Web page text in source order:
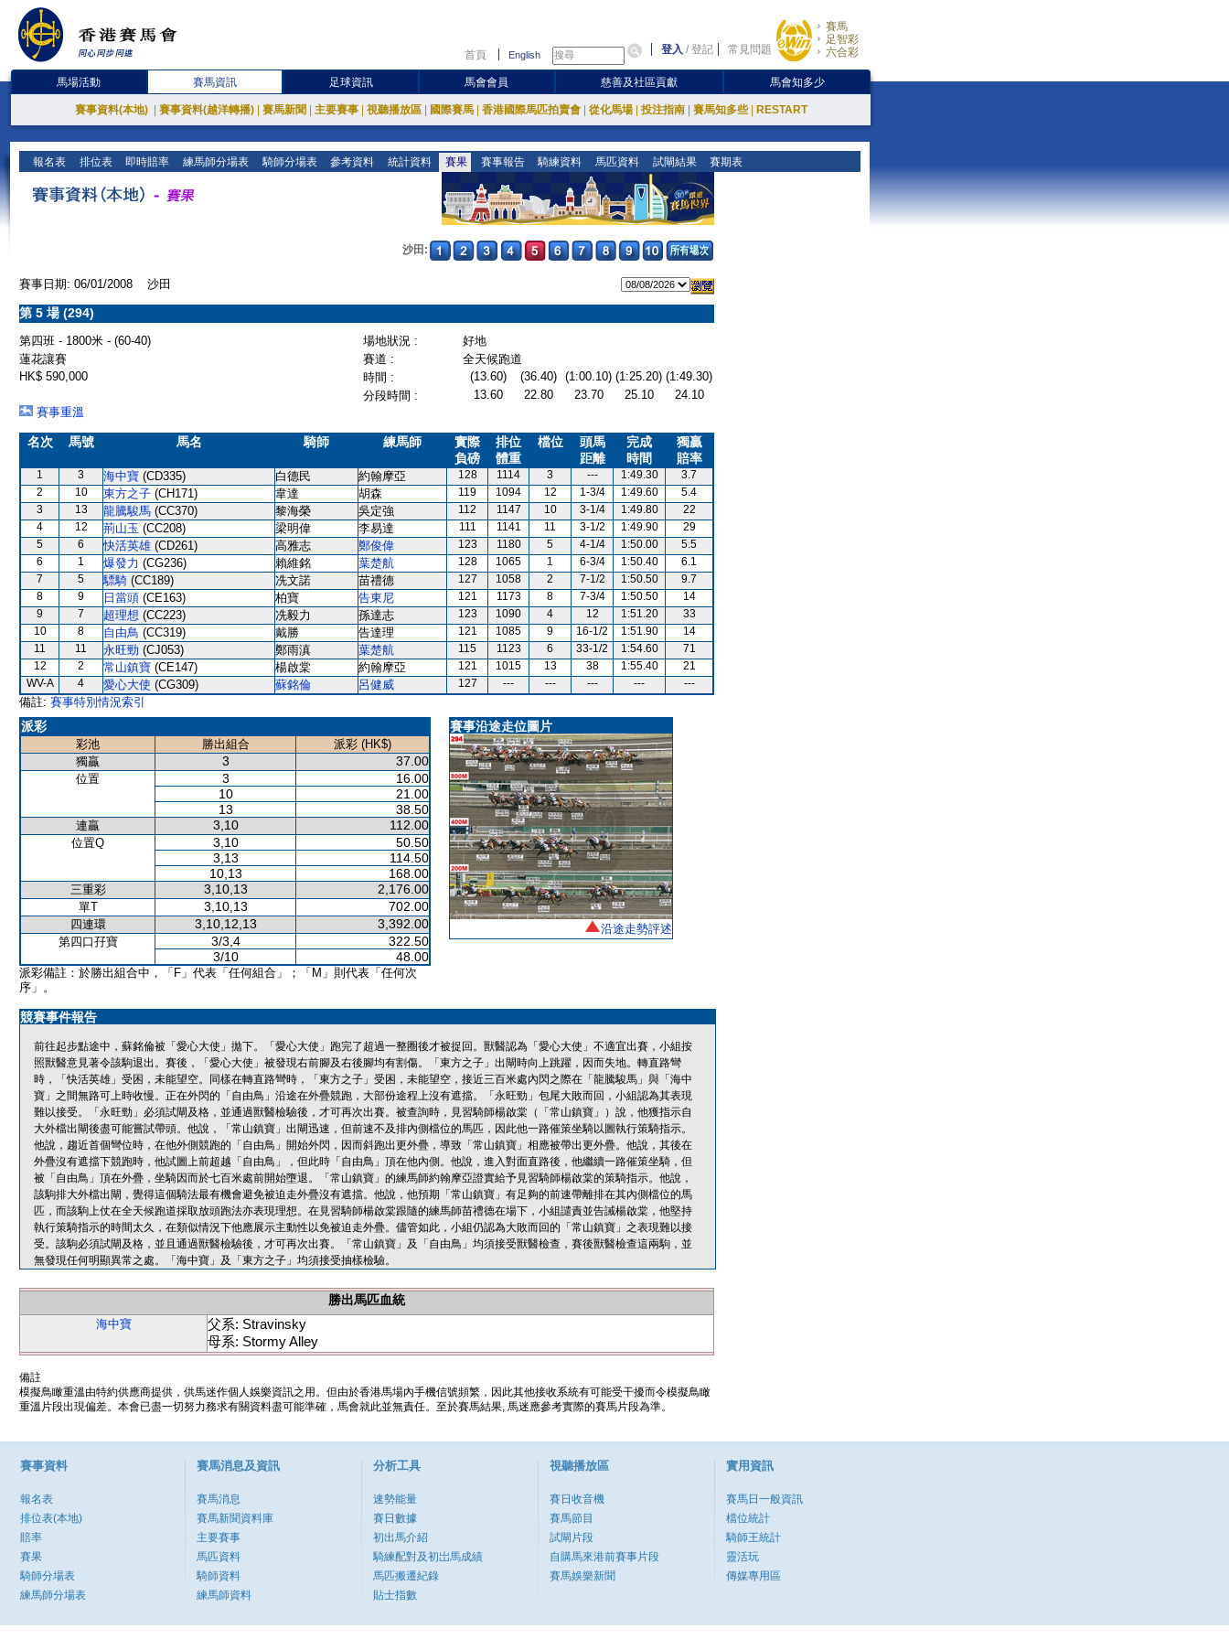
首頁 English 登入 /登記 常見問題
賽馬
足智彩
六合彩
馬場活動 賽馬資訊 足球資訊 馬會會員 慈善及社區貢獻 馬會知多少
賽事資料(本地) 賽事資料(越洋轉播) 賽馬新聞 主要賽事 視聽播放區 國際賽馬 香港國際馬匹拍賣會 從化馬場 投注指南 賽馬知多些 RESTART
報名表 排位表 即時賠率 練馬師分場表 騎師分場表 參考資料 統計資料 賽果 賽事報告 騎練資料 馬匹資料 試閘結果 賽期表
沙田:
賽事日期: 06/01/2008 沙田
第 5 場 (294)
第四班 - 1800米 - (60-40) 場地狀況 :
好地
蓮花讓賽
賽道 :
全天候跑道
HK$ 590,000
時間 : (13.60) (36.40) (1:00.10) (1:25.20) (1:49.30)
分段時間 :
13.60 22.80 23.70 25.10
24.10
賽事重溫
名次 馬號 馬名 騎師 練馬師
實際
負磅
排位
體重
檔位
頭馬
距離
完成
時間
獨贏
賠率
1 3 海中寶 (CD335) 白德民 約翰摩亞 128 1114 3 --- 1:49.30
3.7
2
10 東方之子 (CH171) 韋達 胡森 119 1094 12 1-3/4 1:49.60
5.4
3
13 龍騰駿馬 (CC370) 黎海榮 吳定強 112 1147 10 3-1/4 1:49.80
22
4
12 荊山玉 (CC208) 梁明偉 李易達 111 1141 11 3-1/2 1:49.90
29
5
6 快活英雄 (CD261) 高雅志 鄭俊偉 123 1180 5 4-1/4 1:50.00
5.5
6
1 爆發力 (CG236) 賴維銘 葉楚航 128 1065 1 6-3/4 1:50.40
6.1
7
5 驃騎 (CC189) 冼文諾 苗禮德 127 1058 2 7-1/2 1:50.50
9.7
8
9 日當頭 (CE163) 柏寶 告東尼 121 1173 8 7-3/4 1:50.50
14
9
7 超理想 (CC223) 冼毅力 孫達志 123 1090 4 12 1:51.20
33
10
8 自由鳥 (CC319) 戴勝 告達理 121 1085 9 16-1/2 1:51.90
14
11
11 永旺勁 (CJ053) 鄭雨滇 葉楚航 115 1123 6 33-1/2 1:54.60
71
12
2 常山鎮寶 (CE147) 楊啟棠 約翰摩亞 121 1015 13 38 1:55.40
21
WV-A
4 愛心大使 (CG309) 蘇銘倫 呂健威 127 --- --- --- --- ---
備註: 賽事特別情況索引
派彩
彩池 勝出組合
派彩 (HK$)
獨贏
3 37.00
位置 3
16.00
10
21.00
13
38.50
連贏 3,10 112.00
位置Q 3,10
50.50
3,13
114.50
10,13
168.00
三重彩 3,10,13 2,176.00
單T 3,10,13 702.00
四連環 3,10,12,13 3,392.00
第四口孖寶 3/3,4
322.50
3/10
48.00
派彩備註：於勝出組合中，「F」代表「任何組合」；「M」則代表「任何次
序」。
賽事沿途走位圖片
沿途走勢評述
競賽事件報告
前往起步點途中，蘇銘倫被「愛心大使」拋下。「愛心大使」跑完了超過一整圈後才被捉回。獸醫認為「愛心大使」不適宜出賽，小組按
照獸醫意見著令該駒退出。賽後，「愛心大使」被發現右前腳及右後腳均有割傷。「東方之子」出閘時向上跳躍，因而失地。轉直路彎
時，「快活英雄」受困，未能望空。同樣在轉直路彎時，「東方之子」受困，未能望空，接近三百米處內閃之際在「龍騰駿馬」與「海中
寶」之間無路可上時收慢。正在外閃的「自由鳥」沿途在外疊競跑，大部份途程上沒有遮擋。「永旺勁」包尾大敗而回，小組認為其表現
難以接受。「永旺勁」必須試閘及格，並通過獸醫檢驗後，才可再次出賽。被查詢時，見習騎師楊啟棠（「常山鎮寶」）說，他獲指示自
大外檔出閘後盡可能嘗試帶頭。他說，「常山鎮寶」出閘迅速，但前速不及排內側檔位的馬匹，因此他一路催策坐騎以圖執行策騎指示。
他說，趨近首個彎位時，在他外側競跑的「自由鳥」開始外閃，因而斜跑出更外疊，導致「常山鎮寶」相應被帶出更外疊。他說，其後在
外疊沒有遮擋下競跑時，他試圖上前超越「自由鳥」，但此時「自由鳥」頂在他內側。他說，進入對面直路後，他繼續一路催策坐騎，但
被「自由鳥」頂在外疊，坐騎因而於七百米處前開始墮退。「常山鎮寶」的練馬師約翰摩亞證實給予見習騎師楊啟棠的策騎指示。他說，
該駒排大外檔出閘，覺得這個騎法最有機會避免被迫走外疊沒有遮擋。他說，他預期「常山鎮寶」有足夠的前速帶離排在其內側檔位的馬
匹，而該駒上仗在全天候跑道採取放頭跑法亦表現理想。在見習騎師楊啟棠跟隨的練馬師苗禮德在場下，小組譴責並告誡楊啟棠，他堅持
執行策騎指示的時間太久，在類似情況下他應展示主動性以免被迫走外疊。儘管如此，小組仍認為大敗而回的「常山鎮寶」之表現難以接
受。該駒必須試閘及格，並且通過獸醫檢驗後，才可再次出賽。「常山鎮寶」及「自由鳥」均須接受獸醫檢查，賽後獸醫檢查這兩駒，並
無發現任何明顯異常之處。「海中寶」及「東方之子」均須接受抽樣檢驗。
勝出馬匹血統
海中寶
父系: Stravinsky
母系: Stormy Alley
備註
模擬鳥瞰重溫由特約供應商提供，供馬迷作個人娛樂資訊之用。但由於香港馬場內手機信號頻繁，因此其他接收系統有可能受干擾而令模擬鳥瞰
重溫片段出現偏差。本會已盡一切努力務求有關資料盡可能準確，馬會就此並無責任。至於賽馬結果, 馬迷應參考實際的賽馬片段為準。
賽事資料
報名表
排位表(本地)
賠率
賽果
騎師分場表
練馬師分場表
賽馬消息及資訊
賽馬消息
賽馬新聞資料庫
主要賽事
馬匹資料
騎師資料
練馬師資料
分析工具
速勢能量
賽日數據
初出馬介紹
騎練配對及初岀馬成績
馬匹搬遷紀錄
貼士指數
視聽播放區
賽日收音機
賽馬節目
試閘片段
自購馬來港前賽事片段
賽馬娛樂新聞
實用資訊
賽馬日一般資訊
檔位統計
騎師王統計
靈活玩
傳媒專用區